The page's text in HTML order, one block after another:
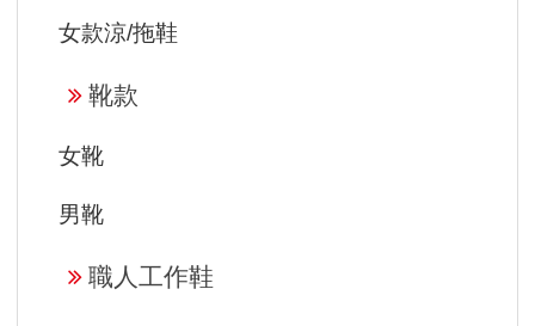
女款涼/拖鞋
靴款
女靴
男靴
職人工作鞋